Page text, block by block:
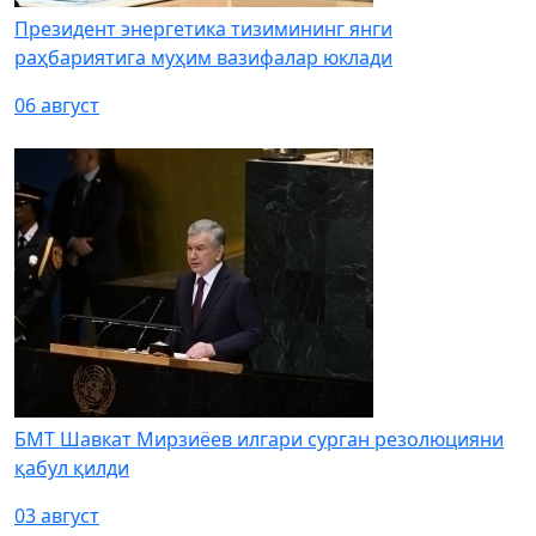
Президент энергетика тизимининг янги
раҳбариятига муҳим вазифалар юклади
06 август
БМТ Шавкат Мирзиёев илгари сурган резолюцияни
қабул қилди
03 август